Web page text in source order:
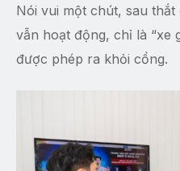
Nói vui một chút, sau thắt
vẫn hoạt động, chỉ là “xe
được phép ra khỏi cổng.